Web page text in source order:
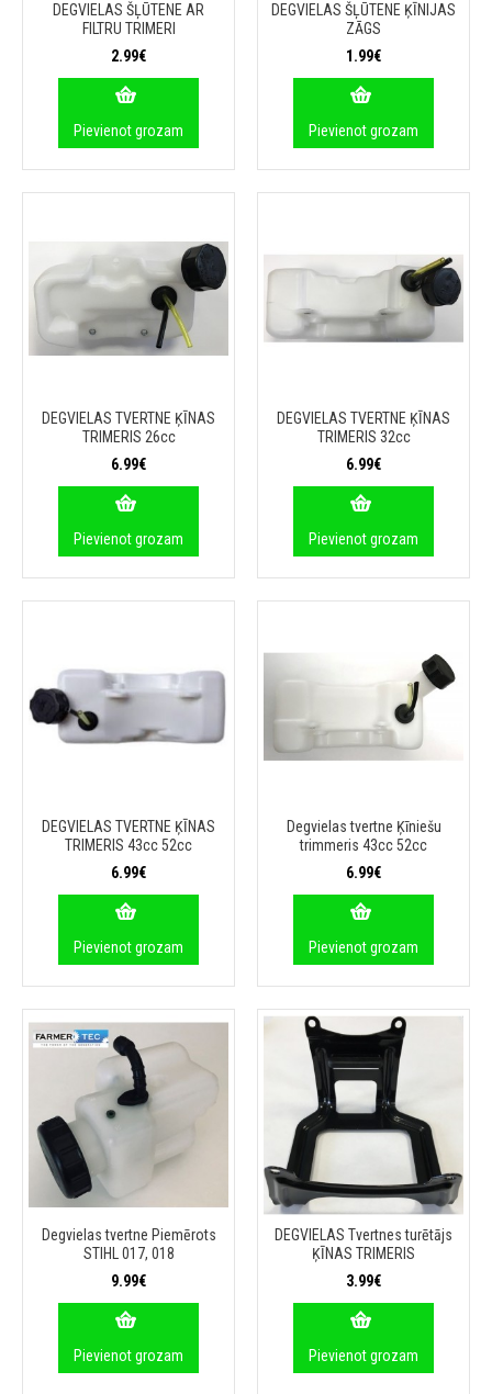
DEGVIELAS ŠĻŪTENE AR
FILTRU TRIMERI
2.99€
Pievienot grozam
DEGVIELAS ŠĻŪTENE ĶĪNIJAS
ZĀGS
1.99€
Pievienot grozam
DEGVIELAS TVERTNE ĶĪNAS
TRIMERIS 26cc
6.99€
Pievienot grozam
DEGVIELAS TVERTNE ĶĪNAS
TRIMERIS 32cc
6.99€
Pievienot grozam
DEGVIELAS TVERTNE ĶĪNAS
TRIMERIS 43cc 52cc
6.99€
Pievienot grozam
Degvielas tvertne Ķīniešu
trimmeris 43cc 52cc
6.99€
Pievienot grozam
Degvielas tvertne Piemērots
STIHL 017, 018
9.99€
Pievienot grozam
DEGVIELAS Tvertnes turētājs
ĶĪNAS TRIMERIS
3.99€
Pievienot grozam